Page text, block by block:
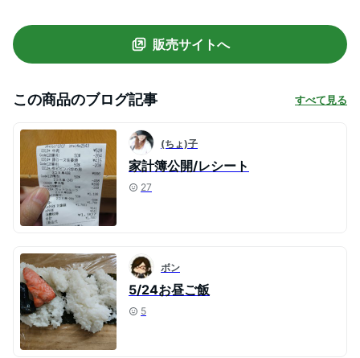
販売サイトへ
この商品のブログ記事 すべて見る
(ちょ)子
家計簿公開/レシート
27
ボン
5/24お昼ご飯
5